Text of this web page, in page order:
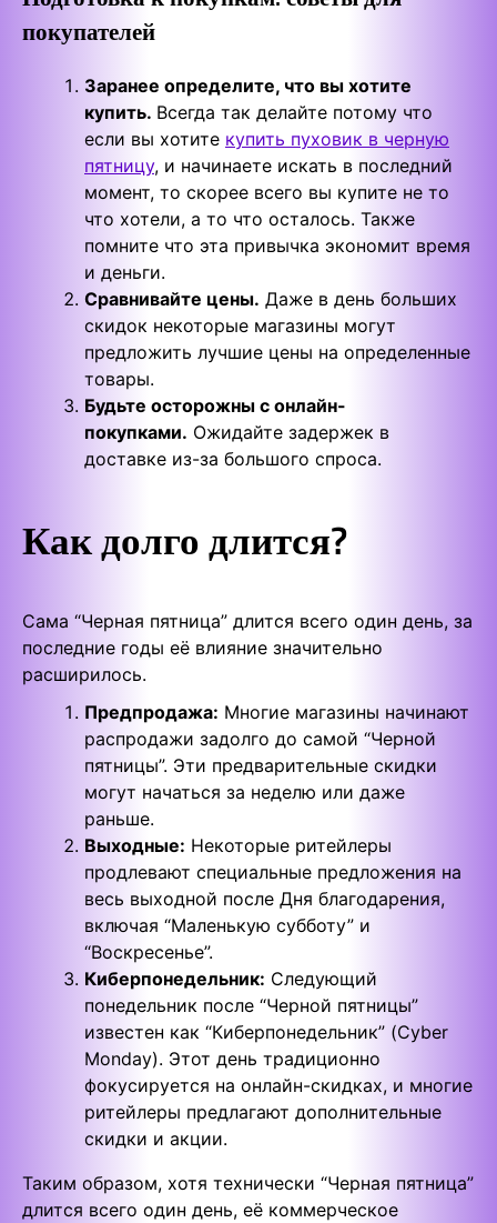
покупателей
Заранее определите, что вы хотите
купить. Всегда так делайте потому что
если вы хотите купить пуховик в черную
пятницу, и начинаете искать в последний
момент, то скорее всего вы купите не то
что хотели, а то что осталось. Также
помните что эта привычка экономит время
и деньги.
Сравнивайте цены. Даже в день больших
скидок некоторые магазины могут
предложить лучшие цены на определенные
товары.
Будьте осторожны с онлайн-
покупками. Ожидайте задержек в
доставке из-за большого спроса.
Как долго длится?
Сама “Черная пятница” длится всего один день, за
последние годы её влияние значительно
расширилось.
Предпродажа: Многие магазины начинают
распродажи задолго до самой “Черной
пятницы”. Эти предварительные скидки
могут начаться за неделю или даже
раньше.
Выходные: Некоторые ритейлеры
продлевают специальные предложения на
весь выходной после Дня благодарения,
включая “Маленькую субботу” и
“Воскресенье”.
Киберпонедельник: Следующий
понедельник после “Черной пятницы”
известен как “Киберпонедельник” (Cyber
Monday). Этот день традиционно
фокусируется на онлайн-скидках, и многие
ритейлеры предлагают дополнительные
скидки и акции.
Таким образом, хотя технически “Черная пятница”
длится всего один день, её коммерческое